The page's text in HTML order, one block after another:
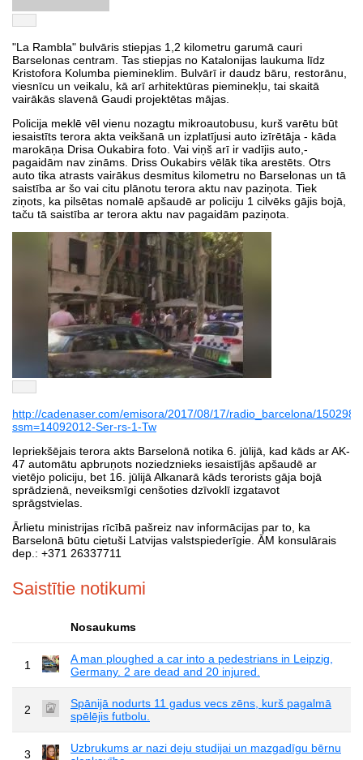
"La Rambla" bulvāris stiepjas 1,2 kilometru garumā cauri
Barselonas centram. Tas stiepjas no Katalonijas laukuma līdz
Kristofora Kolumba piemineklim. Bulvārī ir daudz bāru, restorānu,
viesnīcu un veikalu, kā arī arhitektūras pieminekļu, tai skaitā
vairākās slavenā Gaudi projektētas mājas.
Policija meklē vēl vienu nozagtu mikroautobusu, kurš varētu būt
iesaistīts terora akta veikšanā un izplatījusi auto izīrētāja - kāda
marokāņa Drisa Oukabira foto. Vai viņš arī ir vadījis auto,-
pagaidām nav zināms. Driss Oukabirs vēlāk tika arestēts. Otrs
auto tika atrasts vairākus desmitus kilometru no Barselonas un tā
saistība ar šo vai citu plānotu terora aktu nav paziņota. Tiek
ziņots, ka pilsētas nomalē apšaudē ar policiju 1 cilvēks gājis bojā,
taču tā saistība ar terora aktu nav pagaidām paziņota.
http://cadenaser.com/emisora/2017/08/17/radio_barcelona/
ssm=14092012-Ser-rs-1-Tw
Iepriekšējais terora akts Barselonā notika 6. jūlijā, kad kāds ar AK-
47 automātu apbruņots noziedznieks iesaistījās apšaudē ar
vietējo policiju, bet 16. jūlijā Alkanarā kāds terorists gāja bojā
sprādzienā, neveiksmīgi cenšoties dzīvoklī izgatavot
sprāgstvielas.
Ārlietu ministrijas rīcībā pašreiz nav informācijas par to, ka
Barselonā būtu cietuši Latvijas valstspiederīgie. ĀM konsulārais
dep.: +371 26337711
Saistītie notikumi
Nosaukums
1
A man ploughed a car into a pedestrians in Leipzig,
Germany. 2 are dead and 20 injured.
2
Spānijā nodurts 11 gadus vecs zēns, kurš pagalmā
spēlējis futbolu.
3
Uzbrukums ar nazi deju studijai un mazgadīgu bērnu